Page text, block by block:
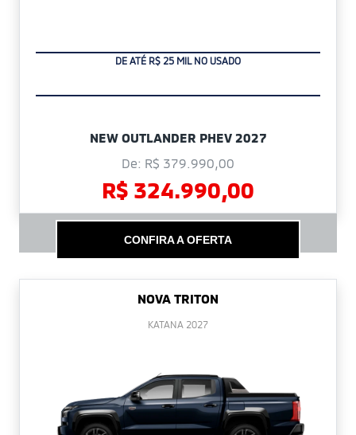
DE ATÉ R$ 25 MIL NO USADO
NEW OUTLANDER PHEV 2027
De: R$ 379.990,00
R$ 324.990,00
CONFIRA A OFERTA
NOVA TRITON
KATANA 2027